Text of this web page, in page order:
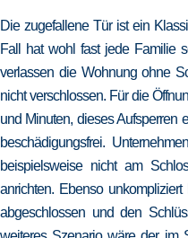
Die zugefallene Tür ist ein
Fall hat wohl fast jede Familie
verlassen die Wohnung ohne
nicht verschlossen. Für die
und Minuten, dieses Aufsperren
beschädigungsfrei.
beispielsweise nicht am
anrichten. Ebenso
abgeschlossen und den